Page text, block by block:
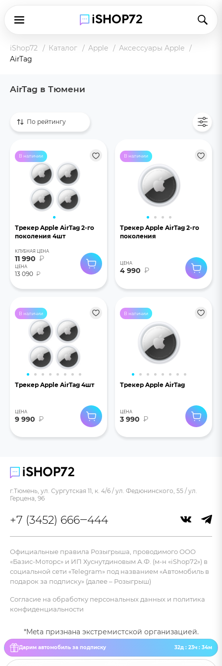
iShop72 Каталог Apple
Аксессуары Apple
AirTag
AirTag в Тюмени
По рейтингу
В наличии
Трекер Apple AirTag 2-го
поколения 4шт
КЛУБНАЯ ЦЕНА
11 990 ₽
ЦЕНА
13 090 ₽
В наличии
Трекер Apple AirTag 2-го
поколения
ЦЕНА
4 990 ₽
В наличии
Трекер Apple AirTag 4шт
ЦЕНА
9 990 ₽
В наличии
Трекер Apple AirTag
ЦЕНА
3 990 ₽
+7 (3452) 666‒444
г.Тюмень, ул. Сургутская 11, к. 4/6 / ул. Федюнинского, 55 / ул.
Герцена, 96
Согласие на обработку персональных данных и политика
конфиденциальности
Официальные правила Розыгрыша, проводимого ООО
«Базис-Моторс» и ИП Хуснутдиновым А.Ф. (м-н «iShop72») в
социальной сети «Telegram» под названием «Автомобиль в
подарок за подписку» (далее – Розыгрыш)
*Meta признана экстремистской организацией.
Дарим автомобиль за подписку 32д : 23ч : 34м